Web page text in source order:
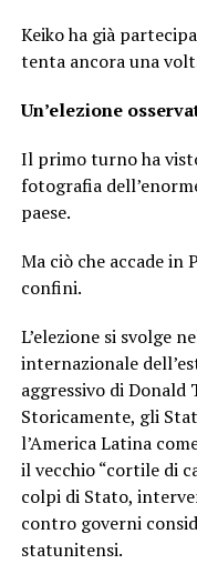
Keiko ha già
tenta ancora una
Un’elezione
Il primo turno ha
fotografia
paese.
Ma ciò che accade in
confini.
L’elezione si svolge
internazionale
aggressivo di
Storicamente, gli
l’America Latina
il vecchio “cortile di
colpi di Stato,
contro governi
statunitensi.